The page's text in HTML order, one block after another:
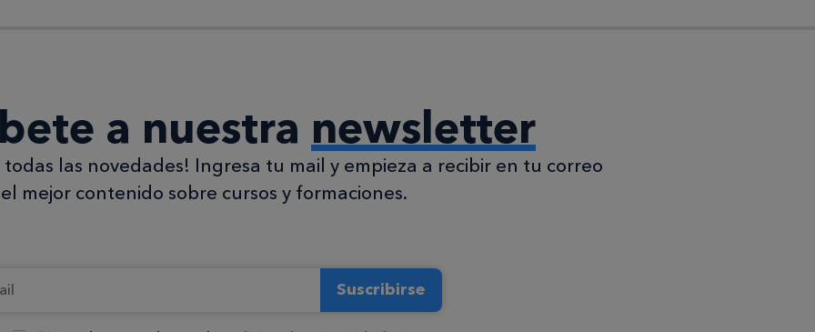
a nuestra newsletter
las novedades! Ingresa tu mail y empieza a recibir en tu correo
el mejor contenido sobre cursos y formaciones.
Suscribirse